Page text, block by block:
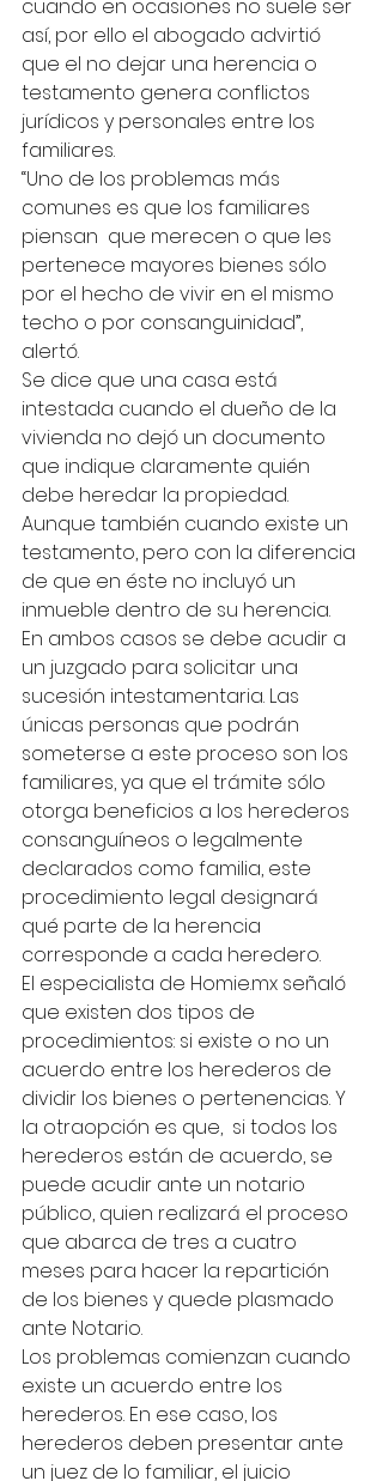
cuando en ocasiones no suele ser
así, por ello el abogado advirtió
que el no dejar una herencia o
testamento genera conflictos
jurídicos y personales entre los
familiares.
“Uno de los problemas más
comunes es que los familiares
piensan  que merecen o que les
pertenece mayores bienes sólo
por el hecho de vivir en el mismo
techo o por consanguinidad”,
alertó.
Se dice que una casa está
intestada cuando el dueño de la
vivienda no dejó un documento
que indique claramente quién
debe heredar la propiedad.
Aunque también cuando existe un
testamento, pero con la diferencia
de que en éste no incluyó un
inmueble dentro de su herencia.
En ambos casos se debe acudir a
un juzgado para solicitar una
sucesión intestamentaria. Las
únicas personas que podrán
someterse a este proceso son los
familiares, ya que el trámite sólo
otorga beneficios a los herederos
consanguíneos o legalmente
declarados como familia, este
procedimiento legal designará
qué parte de la herencia
corresponde a cada heredero.
El especialista de Homie.mx señaló
que existen dos tipos de
procedimientos: si existe o no un
acuerdo entre los herederos de
dividir los bienes o pertenencias. Y
la otraopción es que,  si todos los
herederos están de acuerdo, se
puede acudir ante un notario
público, quien realizará el proceso
que abarca de tres a cuatro
meses para hacer la repartición
de los bienes y quede plasmado
ante Notario.
Los problemas comienzan cuando
existe un acuerdo entre los
herederos. En ese caso, los
herederos deben presentar ante
un juez de lo familiar, el juicio